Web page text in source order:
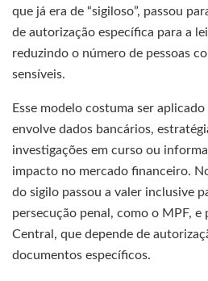
que já era de “sigiloso”, passou
de autorização específica para a
reduzindo o número de pessoas
sensíveis.
Esse modelo costuma ser
envolve dados bancários,
investigações em curso ou
impacto no mercado financeiro.
do sigilo passou a valer inclusive
persecução penal, como o MPF,
Central, que depende de
documentos específicos.